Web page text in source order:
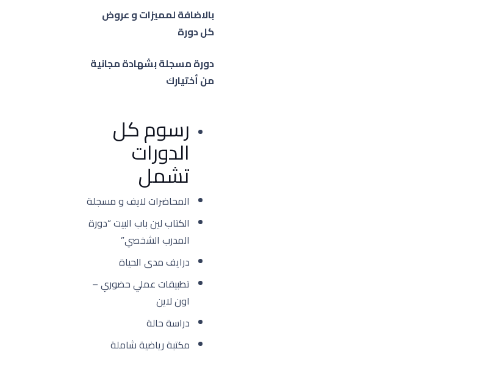
بالاضافة لمميزات و عروض
كل دورة
دورة مسجلة بشهادة مجانية
من أختيارك
رسوم كل
الدورات
تشمل
المحاضرات لايف و مسجلة
الكتاب لين باب البيت “دورة
المدرب الشخصي”
درايف مدى الحياة
تطبيقات عملي حضوري –
اون لاين
دراسة حالة
مكتبة رياضية شاملة